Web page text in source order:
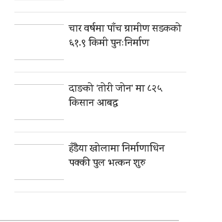
चार वर्षमा पाँच ग्रामीण सडकको
६१.९ किमी पुनःनिर्माण
दाङको ‘तोरी जोन’ मा ८२५
किसान आबद्ध
हँडैया खोलामा निर्माणाधिन
पक्की पुल भत्कन शुरु